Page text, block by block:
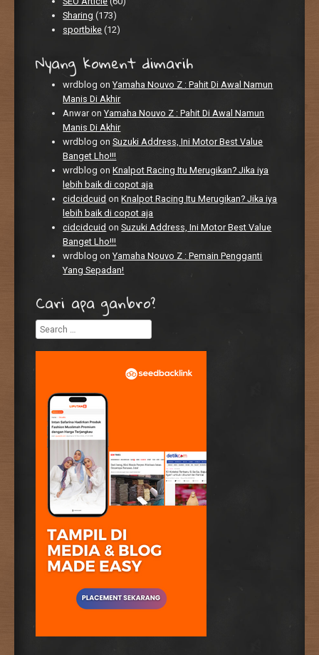
Sharing (173)
sportbike (12)
Nyang koment dimarih
wrdblog onYamaha Nouvo Z : Pahit Di Awal Namun
Manis Di Akhir
Anwar onYamaha Nouvo Z : Pahit Di Awal Namun
Manis Di Akhir
wrdblog onSuzuki Address, Ini Motor Best Value
Banget Lho!!!
wrdblog onKnalpot Racing Itu Merugikan? Jika iya
lebih baik di copot aja
cidcidcuid onKnalpot Racing Itu Merugikan? Jika iya
lebih baik di copot aja
cidcidcuid onSuzuki Address, Ini Motor Best Value
Banget Lho!!!
wrdblog onYamaha Nouvo Z : Pemain Pengganti
Yang Sepadan!
Cari apa ganbro?
Search